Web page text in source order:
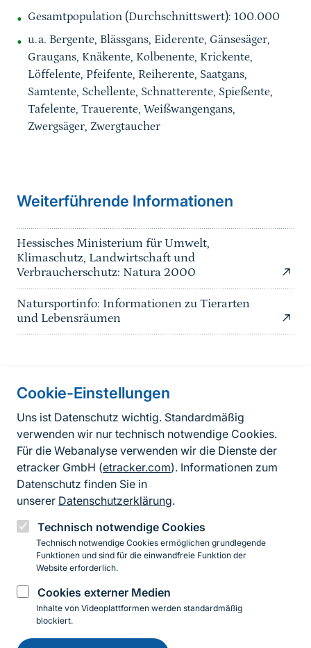
Cookie-Einstellungen
Uns ist Datenschutz wichtig. Standardmäßig
verwenden wir nur technisch notwendige Cookies.
Für die Webanalyse verwenden wir die Dienste der
etracker GmbH (etracker.com). Informationen zum
Datenschutz finden Sie in
unserer Datenschutzerklärung.
Technisch notwendige Cookies
Technisch notwendige Cookies ermöglichen grundlegende
Funktionen und sind für die einwandfreie Funktion der
Website erforderlich.
Cookies externer Medien
Inhalte von Videoplattformen werden standardmäßig
blockiert.
Einwilligung
Gesamtpopulation (Durchschnittswert): 100.000
u.a. Bergente, Blässgans, Eiderente, Gänsesäger,
Graugans, Knäkente, Kolbenente, Krickente,
Löffelente, Pfeifente, Reiherente, Saatgans,
Samtente, Schellente, Schnatterente, Spießente,
Tafelente, Trauerente, Weißwangengans,
Zwergsäger, Zwergtaucher
Weiterführende Informationen
Hessisches Ministerium für Umwelt,
Klimaschutz, Landwirtschaft und
Verbraucherschutz: Natura 2000
Natursportinfo: Informationen zu Tierarten
und Lebensräumen
Informationen zur Seite
FußzeileKontakt zum BfN
Kontaktformular
Erklärung zur Barrierefreiheit
Impressum
Datenschutz
InstagramFacebookYouTubeLinkedIn